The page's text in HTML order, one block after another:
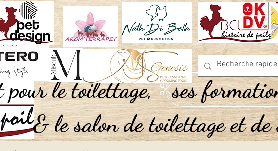
,Tout pour le toilettage
ses
le salon de toilettage et de